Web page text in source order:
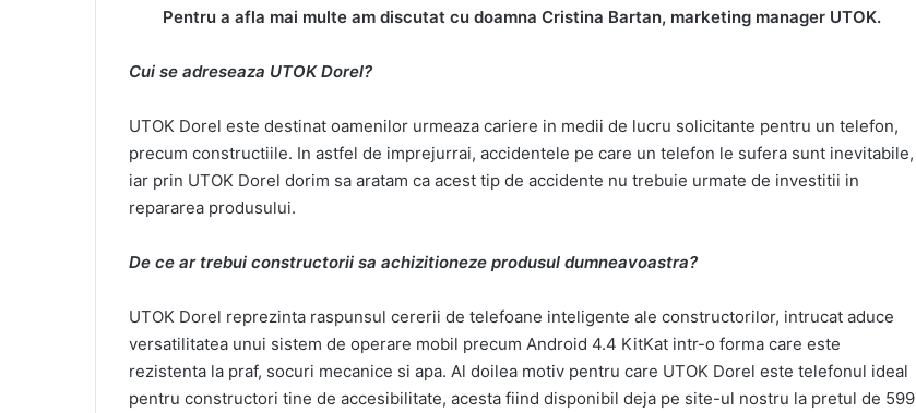
Pentru a afla mai multe am discutat cu doamna Cristina Bartan, marketing manager UTOK.
Cui se adreseaza UTOK Dorel?
UTOK Dorel este destinat oamenilor urmeaza cariere in medii de lucru solicitante pentru un telefon,
precum constructiile. In astfel de imprejurrai, accidentele pe care un telefon le sufera sunt inevitabile,
iar prin UTOK Dorel dorim sa aratam ca acest tip de accidente nu trebuie urmate de investitii in
repararea produsului.
De ce ar trebui constructorii sa achizitioneze produsul dumneavoastra?
UTOK Dorel reprezinta raspunsul cererii de telefoane inteligente ale constructorilor, intrucat aduce
versatilitatea unui sistem de operare mobil precum Android 4.4 KitKat intr-o forma care este
rezistenta la praf, socuri mecanice si apa. Al doilea motiv pentru care UTOK Dorel este telefonul ideal
pentru constructori tine de accesibilitate, acesta fiind disponibil deja pe site-ul nostru la pretul de 599